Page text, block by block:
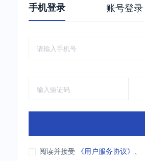
手机登录 账号登录
阅读并接受 《用户服务协议》 、